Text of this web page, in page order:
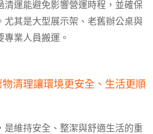
清運能避免影響營運時程，並確保
尤其是大型展示架、老舊辦公桌與
業人員搬運。
清理讓環境更安全、生活更順
是維持安全、整潔與舒適生活的重